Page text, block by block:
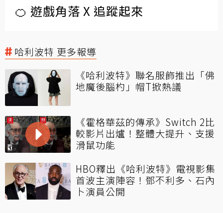
🍊 遊戲角落 X 追蹤起來
哈利波特 更多報導
《哈利波特》聯名服飾推出「佛
地魔後腦杓」帽T掀熱議
《霍格華茲的傳承》Switch 2比
較影片出爐！整體大提升、支援
滑鼠功能
HBO釋出《哈利波特》電視影集
首波主演陣容！鄧不利多、石內
卜演員公開